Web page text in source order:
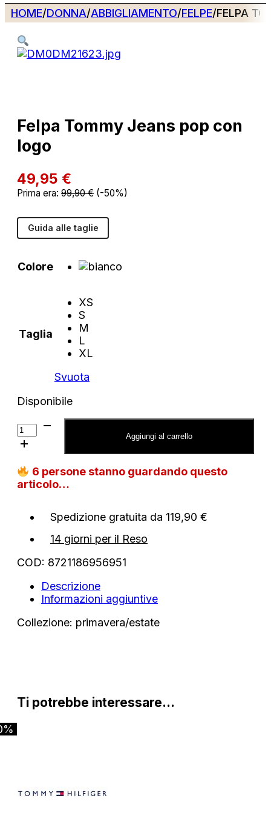
HOME/DONNA/ABBIGLIAMENTO/FELPE/FELPA
Felpa Tommy Jeans pop con
logo
49,95 €
Prima era: 99,90€ (-50%)
Guida alle taglie
Colore
Taglia
XS
S
M
L
XL
Svuota
Disponibile
Felpa
Tommy
Jeans
con
logo
Aggiungi al carrello
6 persone stanno guardando questo
articolo…
Spedizione gratuita da 119,90 €
14 giorni per il Reso
COD: 8721186956951
Descrizione
Informazioni aggiuntive
Collezione: primavera/estate
Ti potrebbe interessare…